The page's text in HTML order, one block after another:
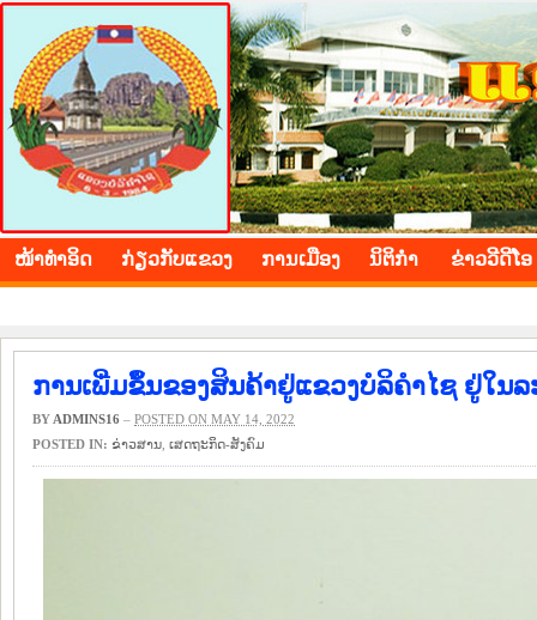
BOLIKHAMXAY PROVINCE
ໜ້າ​ທຳ​ອິດ ​ກ່ຽວ​ກັບ​ແຂວງ ​ການ​ເມືອງ ນິ​ຕິ​ກຳ ຂ່າວ​ວີ​ດີ​ໂອ
ການເພີ່ມຂຶ້ນຂອງສິນຄ້າຢູ່ແຂວງບໍລິຄຳໄຊ ຢູ່ໃນລ
BY ADMINS16 – POSTED ON MAY 14, 2022
POSTED IN: ​ຂ່າວ​ສານ ​ເສດ​ຖະ​ກິດ-ສັງ​ຄົມ